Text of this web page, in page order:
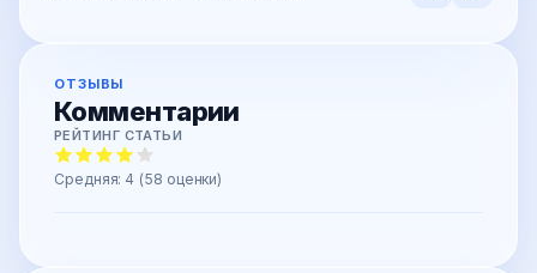
ОТЗЫВЫ
Комментарии
РЕЙТИНГ СТАТЬИ
Средняя: 4 (58 оценки)